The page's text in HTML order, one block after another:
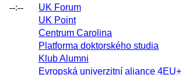
--:--
UK Forum
UK Point
Centrum Carolina
Platforma doktorského studia
Klub Alumni
Evropská univerzitní aliance 4EU+